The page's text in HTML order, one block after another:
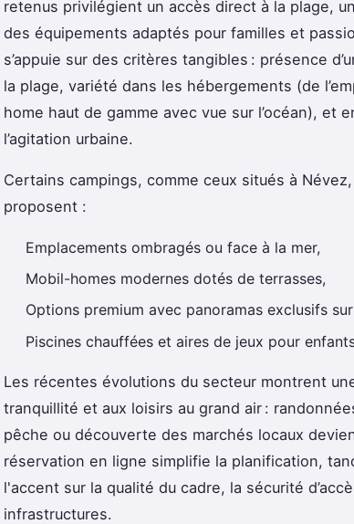
retenus privilégient un accès direct à la plage,
des équipements adaptés pour familles et
s’appuie sur des critères tangibles : présence
la plage, variété dans les hébergements (de
home haut de gamme avec vue sur l’océan), et
l’agitation urbaine.
Certains campings, comme ceux situés à
proposent :
Emplacements ombragés ou face à la mer,
Mobil-homes modernes dotés de terrasses,
Options premium avec panoramas exclusifs
Piscines chauffées et aires de jeux pour
Les récentes évolutions du secteur montrent
tranquillité et aux loisirs au grand air :
pêche ou découverte des marchés locaux
réservation en ligne simplifie la planification,
l'accent sur la qualité du cadre, la sécurité
infrastructures.